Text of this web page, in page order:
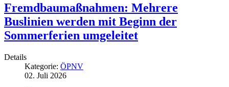
Fremdbaumaßnahmen: Mehrere
Buslinien werden mit Beginn der
Sommerferien umgeleitet
Details
Kategorie: ÖPNV
02. Juli 2026